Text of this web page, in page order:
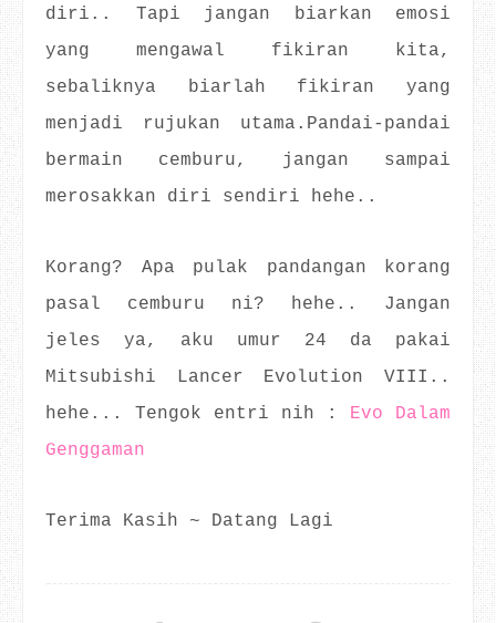
diri.. Tapi jangan biarkan emosi
yang mengawal fikiran kita,
sebaliknya biarlah fikiran yang
menjadi rujukan utama.Pandai-pandai
bermain cemburu, jangan sampai
merosakkan diri sendiri hehe..
Korang? Apa pulak pandangan korang
pasal cemburu ni? hehe.. Jangan
jeles ya, aku umur 24 da pakai
Mitsubishi Lancer Evolution VIII..
hehe... Tengok entri nih : Evo Dalam
Genggaman
Terima Kasih ~ Datang Lagi